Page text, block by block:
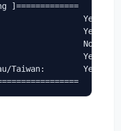
]=============
Yes
Yes
No
Yes
Taiwan:        Yes